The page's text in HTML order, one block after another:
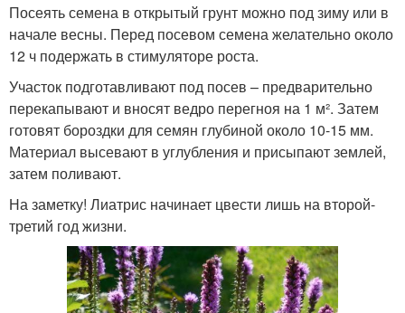
Посеять семена в открытый грунт можно под зиму или в
начале весны. Перед посевом семена желательно около
12 ч подержать в стимуляторе роста.
Участок подготавливают под посев – предварительно
перекапывают и вносят ведро перегноя на 1 м². Затем
готовят бороздки для семян глубиной около 10-15 мм.
Материал высевают в углубления и присыпают землей,
затем поливают.
На заметку! Лиатрис начинает цвести лишь на второй-
третий год жизни.